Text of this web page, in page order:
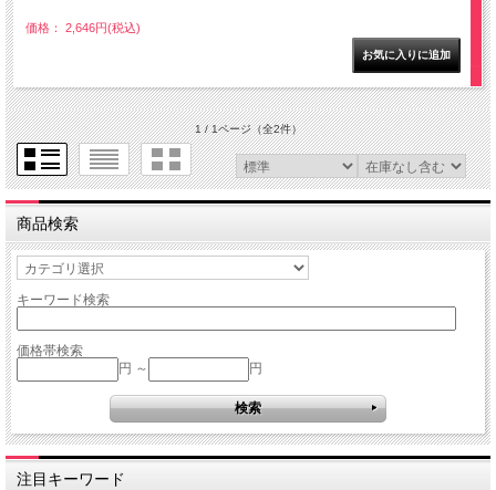
価格： 2,646円(税込)
1 / 1ページ（全2件）
商品検索
キーワード検索
価格帯検索
円 ～
円
注目キーワード